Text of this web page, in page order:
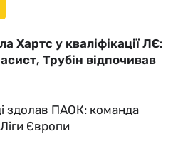
Хартс у кваліфікації ЛЄ:
Трубін відпочивав
здолав ПАОК: команда
Європи